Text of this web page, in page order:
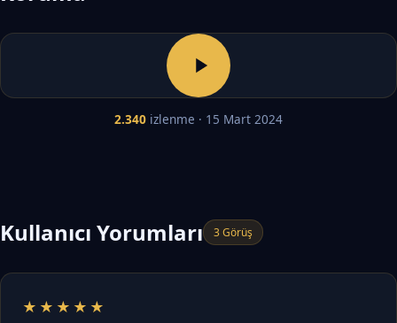
2.340 izlenme · 15 Mart 2024
Kullanıcı Yorumları 3 Görüş
★★★★★